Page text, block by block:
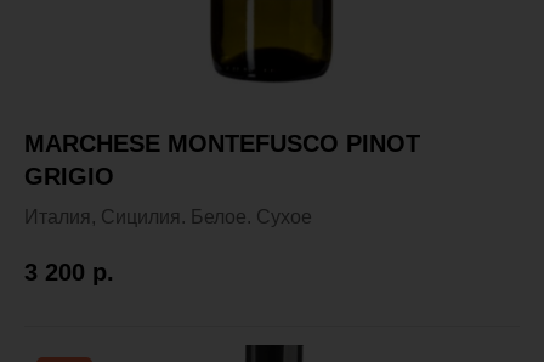
MARCHESE MONTEFUSCO PINOT
GRIGIO
Италия, Сицилия. Белое. Сухое
3 200 р.